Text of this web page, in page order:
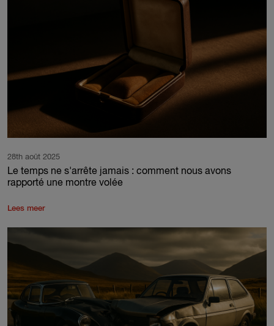
28th août 2025
Le temps ne s'arrête jamais : comment nous avons
rapporté une montre volée
Lees meer